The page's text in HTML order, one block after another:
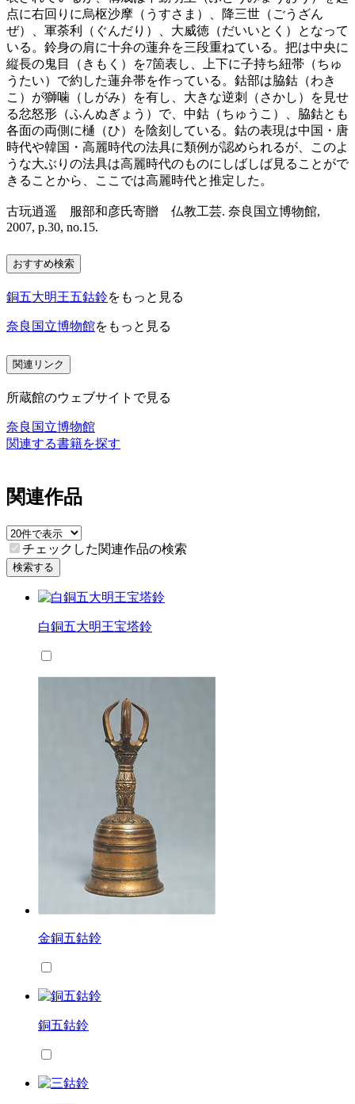
点に右回りに烏枢沙摩（うすさま）、降三世（ごうざん
ぜ）、軍荼利（ぐんだり）、大威徳（だいいとく）となって
いる。鈴身の肩に十弁の蓮弁を三段重ねている。把は中央に
縦長の鬼目（きもく）を7箇表し、上下に子持ち紐帯（ちゅ
うたい）で約した蓮弁帯を作っている。鈷部は脇鈷（わき
こ）が獅噛（しがみ）を有し、大きな逆刺（さかし）を見せ
る忿怒形（ふんぬぎょう）で、中鈷（ちゅうこ）、脇鈷とも
各面の両側に樋（ひ）を陰刻している。鈷の表現は中国・唐
時代や韓国・高麗時代の法具に類例が認められるが、このよ
うな大ぶりの法具は高麗時代のものにしばしば見ることがで
きることから、ここでは高麗時代と推定した。
古玩逍遥 服部和彦氏寄贈 仏教工芸. 奈良国立博物館,
2007, p.30, no.15.
おすすめ検索
銅五大明王五鈷鈴をもっと見る
奈良国立博物館をもっと見る
関連リンク
所蔵館のウェブサイトで見る
奈良国立博物館
関連する書籍を探す
関連作品
チェックした関連作品の検索
検索する
白銅五大明王宝塔鈴
金銅五鈷鈴
銅五鈷鈴